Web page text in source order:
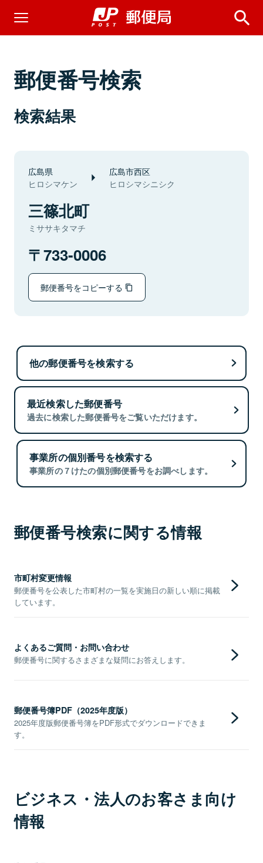
郵便番号検索
検索結果
広島県
ヒロシマケン
広島市西区
ヒロシマシニシク
三篠北町
ミササキタマチ
733-0006
郵便番号をコピーする
他の郵便番号を検索する
最近検索した郵便番号
過去に検索した郵便番号をご覧いただけます。
事業所の個別番号を検索する
事業所の７けたの個別郵便番号をお調べします。
郵便番号検索に関する情報
市町村変更情報
郵便番号を公表した市町村の一覧を実施日の新しい順に掲載
しています。
よくあるご質問・お問い合わせ
郵便番号に関するさまざまな疑問にお答えします。
郵便番号簿PDF（2025年度版）
2025年度版郵便番号簿をPDF形式でダウンロードできま
す。
ビジネス・法人のお客さま向け
情報